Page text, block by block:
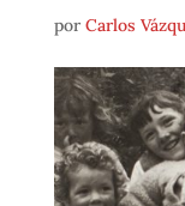
por Carlos